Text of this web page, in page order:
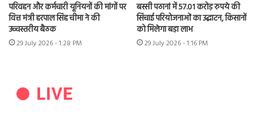
परिवहन और कर्मचारी यूनियनों की मांगों पर
वित्त मंत्री हरपाल सिंह चीमा ने की
उच्चस्तरीय बैठक
29 July 2026 - 1:28 PM
बस्सी पठानां में 57.01 करोड़ रुपये की
सिंचाई परियोजनाओं का उद्घाटन, किसानों
को मिलेगा बड़ा लाभ
29 July 2026 - 1:16 PM